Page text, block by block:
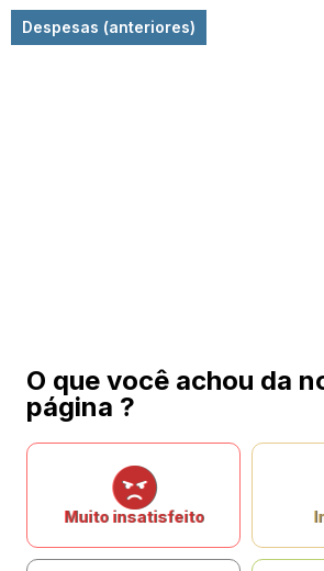
Despesas (anteriores)
O que você achou da
página ?
Muito insatisfeito